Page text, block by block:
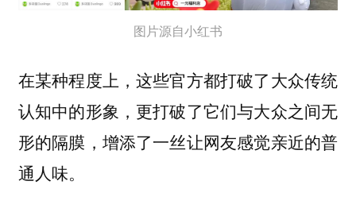
图片源自小红书
在某种程度上，这些官方都打破了大众传统
认知中的形象，更打破了它们与大众之间无
形的隔膜，增添了一丝让网友感觉亲近的普
通人味。